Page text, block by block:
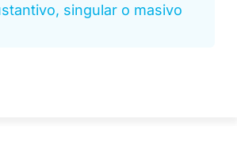
singular o masivo